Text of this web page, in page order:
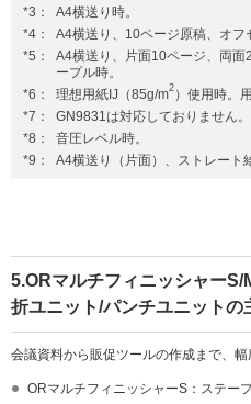
*3：
A4横送り時。
*4：
A4横送り、10ページ原稿、オフ
*5：
A4横送り、片面10ページ、両
ープル時。
*6：
理想用紙IJ（85g/m2 ）使用時。
*7：
GN9831は対応しておりません。
*8：
音圧レベル時。
*9：
A4横送り（片面）、ストレート
5.ORマルチフィニッシャー
折ユニット/パンチユニットの
会議資料から販促ツールの作成まで、幅
ORマルチフィニッシャーS：ステー